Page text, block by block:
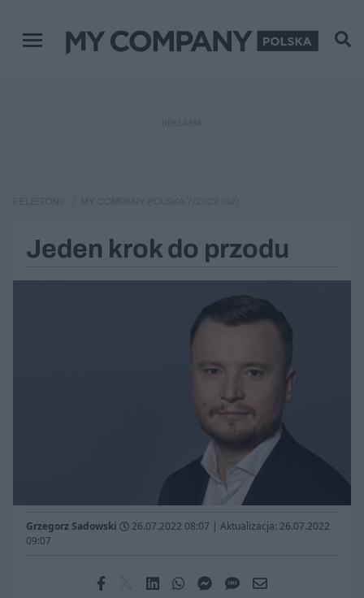
Menu główne
Jeden krok do przodu
Grzegorz Sadowski 26.07.2022 08:07 | Aktualizacja: 26.07.2022
09:07